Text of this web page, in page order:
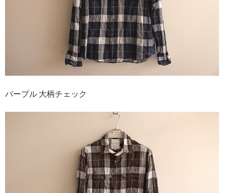
パープル 大柄チェック